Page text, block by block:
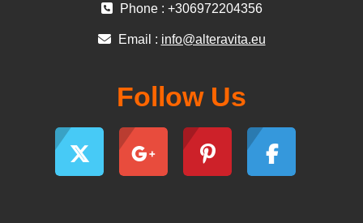
Phone : +306972204356
Email : info@alteravita.eu
Follow Us